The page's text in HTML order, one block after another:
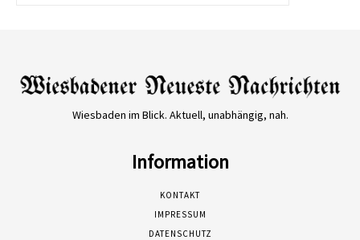
Wiesbaden im Blick. Aktuell, unabhängig, nah.
Information
KONTAKT
IMPRESSUM
DATENSCHUTZ